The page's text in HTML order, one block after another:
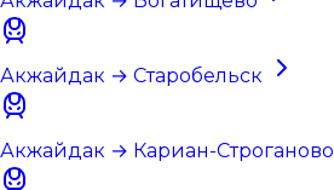
Акжайдак → Старобельск
Акжайдак → Кариан-Строганово